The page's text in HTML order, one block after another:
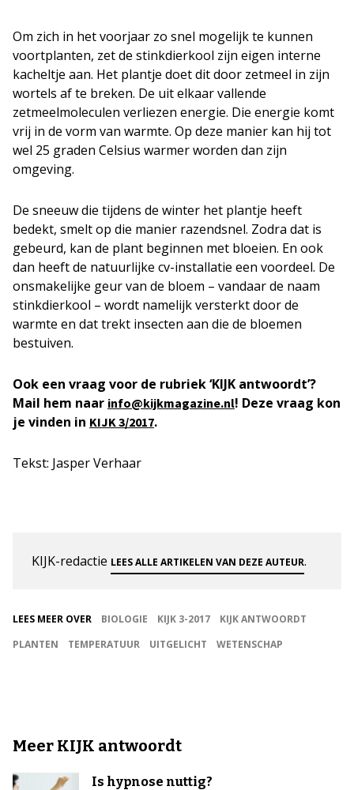
Om zich in het voorjaar zo snel mogelijk te kunnen
voortplanten, zet de stinkdierkool zijn eigen interne
kacheltje aan. Het plantje doet dit door zetmeel in zijn
wortels af te breken. De uit elkaar vallende
zetmeelmoleculen verliezen energie. Die energie komt
vrij in de vorm van warmte. Op deze manier kan hij tot
wel 25 graden Celsius warmer worden dan zijn
omgeving.
De sneeuw die tijdens de winter het plantje heeft
bedekt, smelt op die manier razendsnel. Zodra dat is
gebeurd, kan de plant beginnen met bloeien. En ook
dan heeft de natuurlijke cv-installatie een voordeel. De
onsmakelijke geur van de bloem – vandaar de naam
stinkdierkool – wordt namelijk versterkt door de
warmte en dat trekt insecten aan die de bloemen
bestuiven.
Ook een vraag voor de rubriek ‘KIJK antwoordt’?
Mail hem naar info@kijkmagazine.nl! Deze vraag kon
je vinden in KIJK 3/2017.
Tekst: Jasper Verhaar
KIJK-redactie LEES ALLE ARTIKELEN VAN DEZE AUTEUR.
LEES MEER OVER BIOLOGIE KIJK 3-2017
KIJK ANTWOORDT
PLANTEN
TEMPERATUUR UITGELICHT WETENSCHAP
Meer KIJK antwoordt
Is hypnose nuttig?